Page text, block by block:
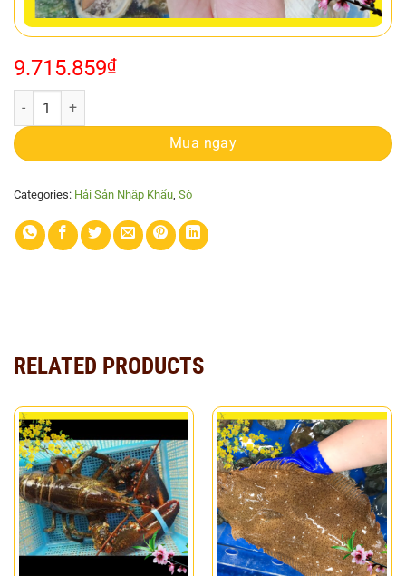
9.715.859₫
SÒ HOKKAIDO quantity
Mua ngay
Categories: Hải Sản Nhập Khẩu, Sò
RELATED PRODUCTS